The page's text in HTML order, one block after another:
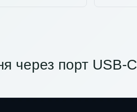
через порт USB-C